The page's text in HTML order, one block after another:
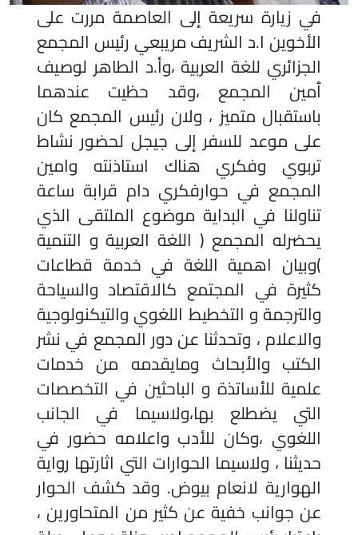
في زيارة سريعة إلى العاصمة مررت على
الأخوين ا.د الشريف مريبعي رئيس المجمع
الجزائري للغة العربية ،وأ.د الطاهر لوصيف
ٱمين المجمع ،وقد حظيت عندهما
باستقبال متميز، ولان رئيس المجمع كان
على موعد للسفر إلى جيجل لحضور نشاط
تربوي وفكري هناك استاذنته وامين
المجمع في حوارفكري دام قرابة ساعة
تناولنا في البداية موضوع الملتقى الذي
يحضرله المجمع ( اللغة العربية و التنمية
)وبيان اهمية اللغة في خدمة قطاعات
كثيرة في المجتمع كالاقتصاد والسياحة
والترجمة و التخطيط اللغوي والتيكنولوجية
والاعلام ، وتحدثنا عن دور المجمع في نشر
الكتب والأبحاث ومايقدمه من خدمات
علمية للأساتذة و الباحثين في التخصصات
التي يضطلع بها،ولاسيما في الجانب
اللغوي ،وكان للأدب واعلامه حضور في
حديثنا ، ولاسيما الحوارات التي اثارتها رواية
الهوارية لانعام بيوض. وقد كشف الحوار
عن جوانب خفية عن كثير من المتحاورين ،